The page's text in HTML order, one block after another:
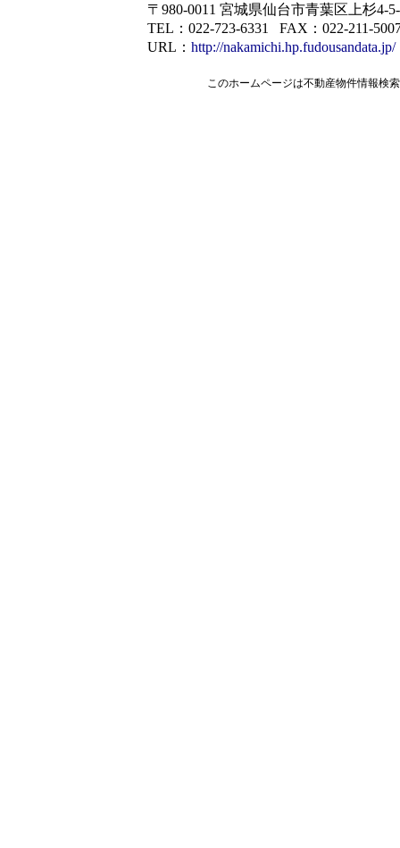
〒 980-0011 宮城県仙台市青葉区 上杉4-
TEL： 022-723-6331
FAX：022-211-
URL： http://nakamichi.hp.fudousandata.jp/
このホームページは不動産物件情報検